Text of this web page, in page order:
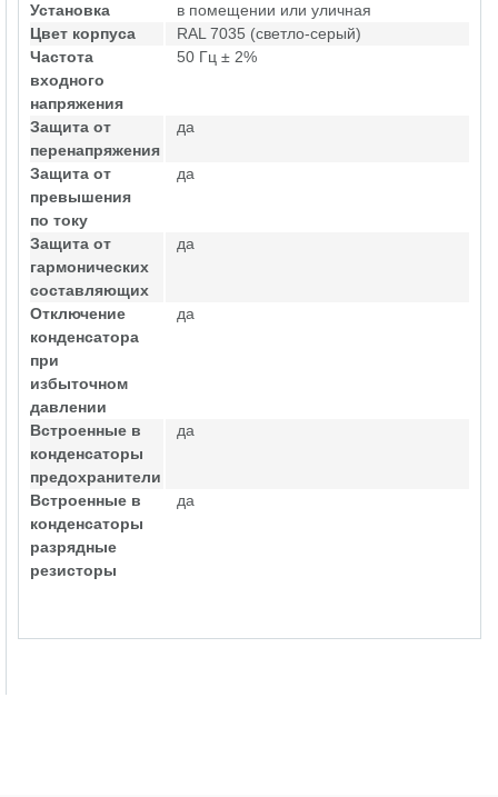
Установка
в помещении или уличная
Цвет корпуса
RAL 7035 (светло-серый)
Частота
входного
напряжения
50 Гц ± 2%
Защита от
перенапряжения
да
Защита от
превышения
по току
да
Защита от
гармонических
составляющих
да
Отключение
конденсатора
при
избыточном
давлении
да
Встроенные в
конденсаторы
предохранители
да
Встроенные в
конденсаторы
разрядные
резисторы
да